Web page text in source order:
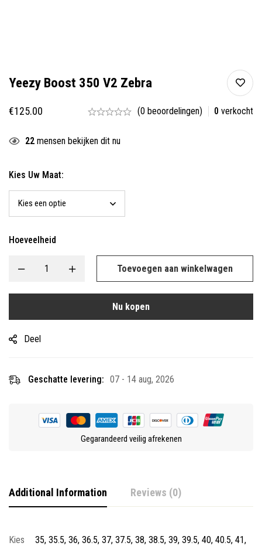
Yeezy Boost 350 V2 Zebra
€125.00 (0 beoordelingen) 0 verkocht
22 mensen bekijken dit nu
Kies Uw Maat:
Hoeveelheid
Toevoegen aan winkelwagen
Nu kopen
Deel
Geschatte levering: 07 - 14 aug, 2026
Gegarandeerd veilig afrekenen
Additional Information Reviews (0)
Kies
35, 35.5, 36, 36.5, 37, 37.5, 38, 38.5, 39, 39.5, 40, 40.5, 41,